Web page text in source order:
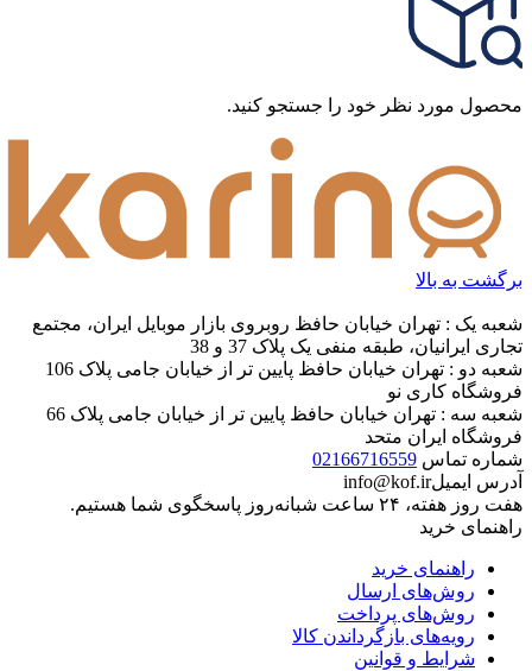
محصول مورد نظر خود را جستجو کنید.
برگشت به بالا
شعبه یک : تهران خیابان حافظ روبروی بازار موبایل ایران، مجتمع
تجاری ایرانیان، طبقه منفی یک پلاک 37 و 38
شعبه دو : تهران خیابان حافظ پایین تر از خیابان جامی پلاک 106
فروشگاه کاری نو
شعبه سه : تهران خیابان حافظ پایین تر از خیابان جامی پلاک 66
فروشگاه ایران متحد
شماره تماس 02166716559
آدرس ایمیلinfo@kof.ir
هفت روز هفته، ۲۴ ساعت شبانه‌روز پاسخگوی شما هستیم.
راهنمای خرید
راهنمای خرید
روش‌های ارسال
روش‌های پرداخت
رویه‌های بازگرداندن کالا
شرایط و قوانین